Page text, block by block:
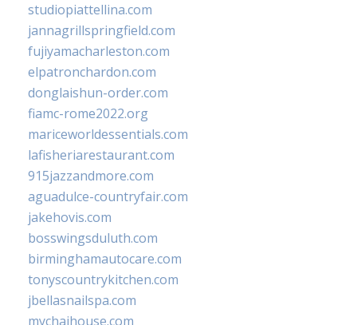
studiopiattellina.com
jannagrillspringfield.com
fujiyamacharleston.com
elpatronchardon.com
donglaishun-order.com
fiamc-rome2022.org
mariceworldessentials.com
lafisheriarestaurant.com
915jazzandmore.com
aguadulce-countryfair.com
jakehovis.com
bosswingsduluth.com
birminghamautocare.com
tonyscountrykitchen.com
jbellasnailspa.com
mychaihouse.com